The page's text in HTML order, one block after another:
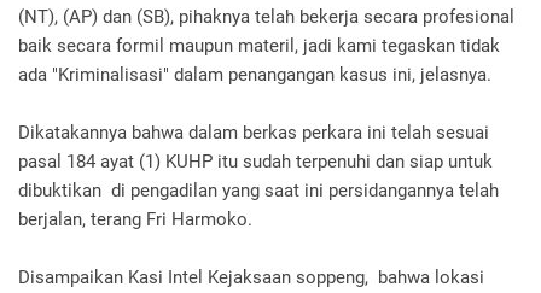
(NT), (AP) dan (SB), pihaknya telah bekerja secara profesional
baik secara formil maupun materil, jadi kami tegaskan tidak
ada "Kriminalisasi" dalam penangangan kasus ini, jelasnya.
Dikatakannya bahwa dalam berkas perkara ini telah sesuai
pasal 184 ayat (1) KUHP itu sudah terpenuhi dan siap untuk
dibuktikan di pengadilan yang saat ini persidangannya telah
berjalan, terang Fri Harmoko.
Disampaikan Kasi Intel Kejaksaan soppeng, bahwa lokasi